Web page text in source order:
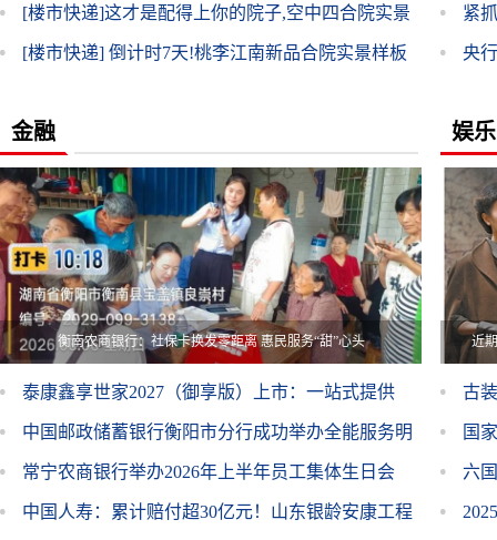
盛放，
[楼市快递]这才是配得上你的院子,空中四合院实景
样板
[楼市快递] 倒计时7天!桃李江南新品合院实景样板
紧
央
样
金融
衡南农商银行：社保卡换发零距离 惠民服务“甜”心头
泰康鑫享世家2027（御享版）上市：一站式提供
“稳健+传承+养老”三重规划
中国邮政储蓄银行衡阳市分行成功举办全能服务明
星（柜员）技能比赛
常宁农商银行举办2026年上半年员工集体生日会
中国人寿：累计赔付超30亿元！山东银龄安康工程
娱乐
近
古
国
六
元